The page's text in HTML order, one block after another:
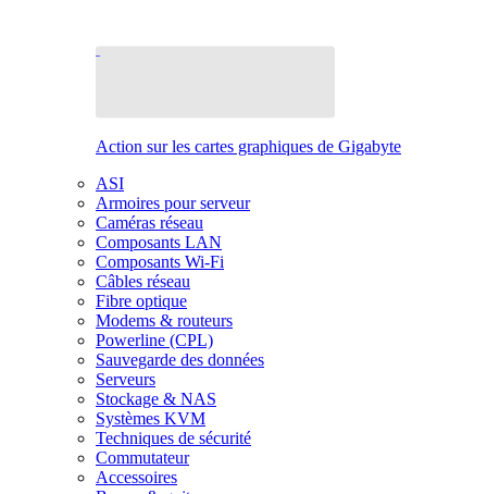
Action sur les cartes graphiques de Gigabyte
ASI
Armoires pour serveur
Caméras réseau
Composants LAN
Composants Wi-Fi
Câbles réseau
Fibre optique
Modems & routeurs
Powerline (CPL)
Sauvegarde des données
Serveurs
Stockage & NAS
Systèmes KVM
Techniques de sécurité
Commutateur
Accessoires